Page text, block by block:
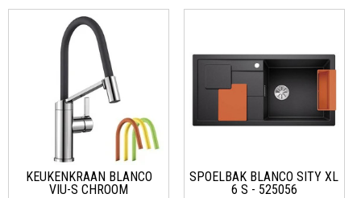
KEUKENKRAAN BLANCO
VIU-S CHROOM
SPOELBAK BLANCO SITY XL
6 S - 525056